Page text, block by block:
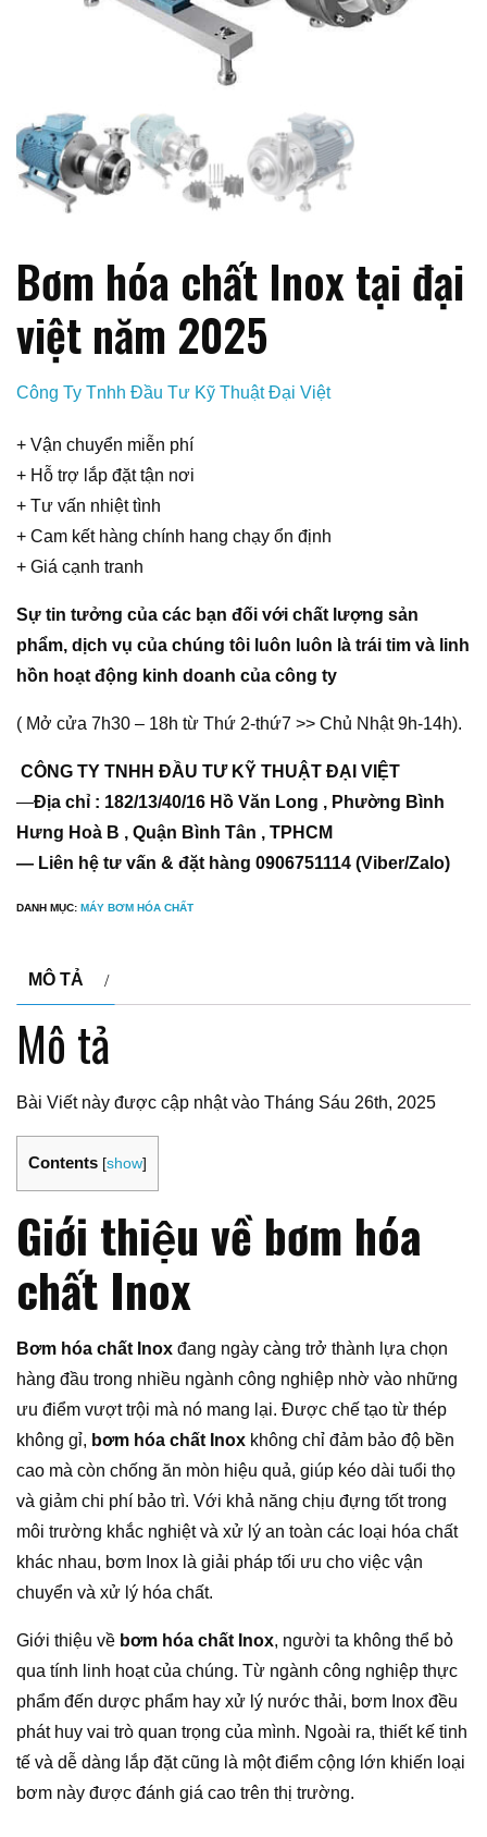
Bơm hóa chất Inox tại đại
việt năm 2025
Công Ty Tnhh Đầu Tư Kỹ Thuật Đại Việt
+ Vận chuyển miễn phí
+ Hỗ trợ lắp đặt tận nơi
+ Tư vấn nhiệt tình
+ Cam kết hàng chính hang chạy ổn định
+ Giá cạnh tranh
Sự tin tưởng của các bạn đối với chất lượng sản
phẩm, dịch vụ của chúng tôi luôn luôn là trái tim và linh
hồn hoạt động kinh doanh của công ty
( Mở cửa 7h30 – 18h từ Thứ 2-thứ7 >> Chủ Nhật 9h-14h).
CÔNG TY TNHH ĐẦU TƯ KỸ THUẬT ĐẠI VIỆT
—Địa chỉ : 182/13/40/16 Hồ Văn Long , Phường Bình
Hưng Hoà B , Quận Bình Tân , TPHCM
— Liên hệ tư vấn & đặt hàng 0906751114 (Viber/Zalo)
DANH MỤC: MÁY BƠM HÓA CHẤT
MÔ TẢ
Mô tả
Bài Viết này được cập nhật vào Tháng Sáu 26th, 2025
Contents [show]
Giới thiệu về bơm hóa
chất Inox
Bơm hóa chất Inox đang ngày càng trở thành lựa chọn
hàng đầu trong nhiều ngành công nghiệp nhờ vào những
ưu điểm vượt trội mà nó mang lại. Được chế tạo từ thép
không gỉ, bơm hóa chất Inox không chỉ đảm bảo độ bền
cao mà còn chống ăn mòn hiệu quả, giúp kéo dài tuổi thọ
và giảm chi phí bảo trì. Với khả năng chịu đựng tốt trong
môi trường khắc nghiệt và xử lý an toàn các loại hóa chất
khác nhau, bơm Inox là giải pháp tối ưu cho việc vận
chuyển và xử lý hóa chất.
Giới thiệu về bơm hóa chất Inox, người ta không thể bỏ
qua tính linh hoạt của chúng. Từ ngành công nghiệp thực
phẩm đến dược phẩm hay xử lý nước thải, bơm Inox đều
phát huy vai trò quan trọng của mình. Ngoài ra, thiết kế tinh
tế và dễ dàng lắp đặt cũng là một điểm cộng lớn khiến loại
bơm này được đánh giá cao trên thị trường.